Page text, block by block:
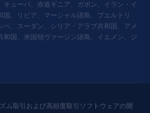
ューバ、赤道ギニア、ガボン、イラン・イ
、リビア、マーシャル諸島、プエルトリ
、スーダン、シリア・アラブ共和国、アメ
和国、米国領ヴァージン諸島、イエメン、ジ
ム取引および高頻度取引ソフトウェアの開